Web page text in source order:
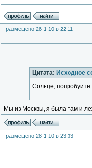
размещено 28-1-10 в 22:11
Цитата: Исходное
Солнце, попробуйте
Мы из Москвы, я была там и
размещено 28-1-10 в 23:33